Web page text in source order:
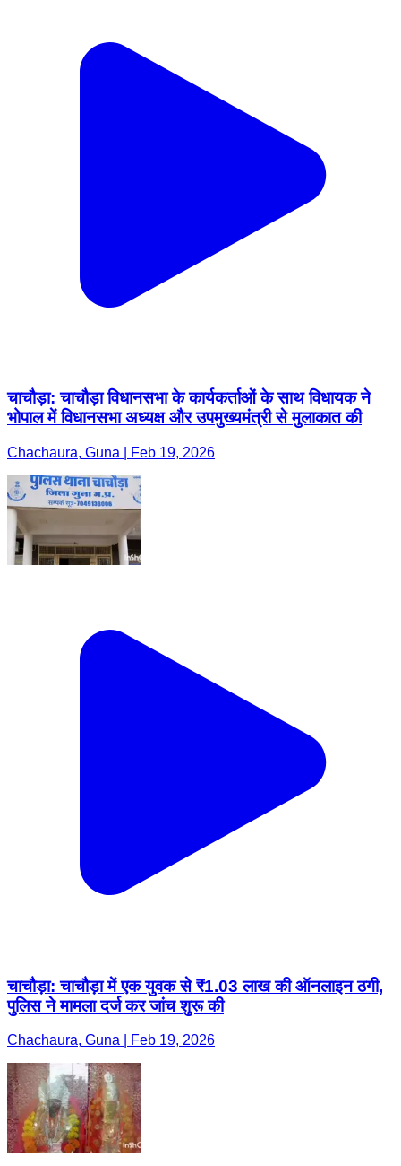
चाचौड़ा: चाचौड़ा विधानसभा के कार्यकर्ताओं के साथ विधायक ने
भोपाल में विधानसभा अध्यक्ष और उपमुख्यमंत्री से मुलाकात की
Chachaura, Guna | Feb 19, 2026
चाचौड़ा: चाचौड़ा में एक युवक से ₹1.03 लाख की ऑनलाइन ठगी,
पुलिस ने मामला दर्ज कर जांच शुरू की
Chachaura, Guna | Feb 19, 2026